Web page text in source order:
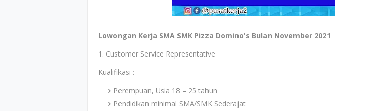
Lowongan Kerja SMA SMK Pizza Domino's Bulan November 2021
1. Customer Service Representative
Kualifikasi :
Perempuan, Usia 18 – 25 tahun
Pendidikan minimal SMA/SMK Sederajat